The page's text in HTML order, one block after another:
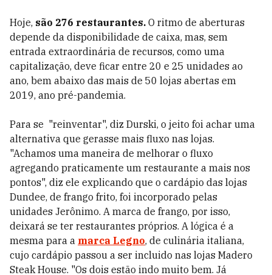
Hoje, são 276 restaurantes. O ritmo de aberturas
depende da disponibilidade de caixa, mas, sem
entrada extraordinária de recursos, como uma
capitalização, deve ficar entre 20 e 25 unidades ao
ano, bem abaixo das mais de 50 lojas abertas em
2019, ano pré-pandemia.
Para se "reinventar", diz Durski, o jeito foi achar uma
alternativa que gerasse mais fluxo nas lojas.
"Achamos uma maneira de melhorar o fluxo
agregando praticamente um restaurante a mais nos
pontos", diz ele explicando que o cardápio das lojas
Dundee, de frango frito, foi incorporado pelas
unidades Jerônimo. A marca de frango, por isso,
deixará se ter restaurantes próprios. A lógica é a
mesma para a marca Legno, de culinária italiana,
cujo cardápio passou a ser incluido nas lojas Madero
Steak House. "Os dois estão indo muito bem. Já